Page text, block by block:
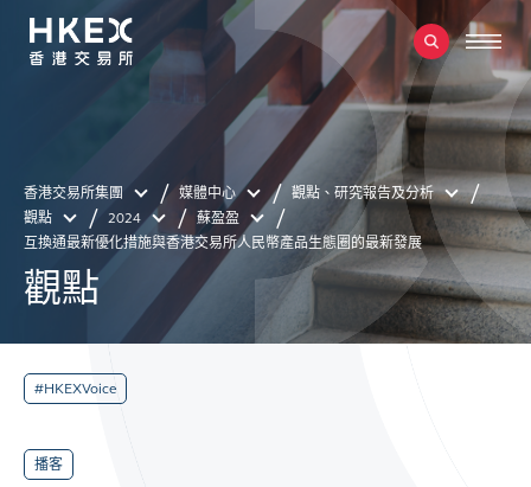
香港交易所集團 媒體中心
觀點、研究報告及分析
觀點
2024
蘇盈盈
互換通最新優化措施與香港交易所人民幣產品生態圈的最新發展
觀點
#HKEXVoice
播客